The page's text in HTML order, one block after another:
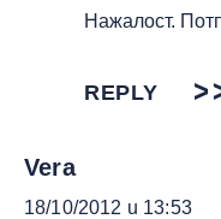
Нажалост.
REPLY
Vera
18/10/2012 u 13:53